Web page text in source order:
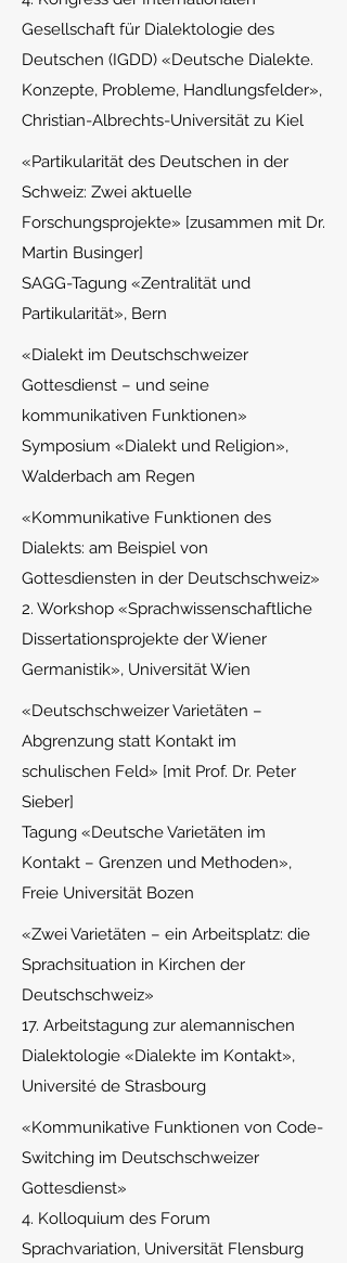
Gesellschaft für Dialektologie des
Deutschen (IGDD) «Deutsche Dialekte.
Konzepte, Probleme, Handlungsfelder»,
Christian-Albrechts-Universität zu Kiel
«Partikularität des Deutschen in der
Schweiz: Zwei aktuelle
Forschungsprojekte» [zusammen mit Dr.
Martin Businger]
SAGG-Tagung «Zentralität und
Partikularität», Bern
«Dialekt im Deutschschweizer
Gottesdienst – und seine
kommunikativen Funktionen»
Symposium «Dialekt und Religion»,
Walderbach am Regen
«Kommunikative Funktionen des
Dialekts: am Beispiel von
Gottesdiensten in der Deutschschweiz»
2. Workshop «Sprachwissenschaftliche
Dissertationsprojekte der Wiener
Germanistik», Universität Wien
«Deutschschweizer Varietäten –
Abgrenzung statt Kontakt im
schulischen Feld» [mit Prof. Dr. Peter
Sieber]
Tagung «Deutsche Varietäten im
Kontakt – Grenzen und Methoden»,
Freie Universität Bozen
«Zwei Varietäten – ein Arbeitsplatz: die
Sprachsituation in Kirchen der
Deutschschweiz»
17. Arbeitstagung zur alemannischen
Dialektologie «Dialekte im Kontakt»,
Université de Strasbourg
«Kommunikative Funktionen von Code-
Switching im Deutschschweizer
Gottesdienst»
4. Kolloquium des Forum
Sprachvariation, Universität Flensburg